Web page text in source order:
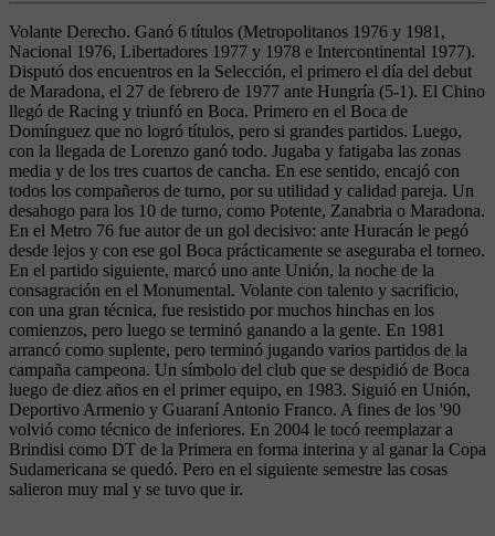
Volante Derecho. Ganó 6 títulos (Metropolitanos 1976 y 1981,
Nacional 1976, Libertadores 1977 y 1978 e Intercontinental 1977).
Disputó dos encuentros en la Selección, el primero el día del debut
de Maradona, el 27 de febrero de 1977 ante Hungría (5-1). El Chino
llegó de Racing y triunfó en Boca. Primero en el Boca de
Domínguez que no logró títulos, pero si grandes partidos. Luego,
con la llegada de Lorenzo ganó todo. Jugaba y fatigaba las zonas
media y de los tres cuartos de cancha. En ese sentido, encajó con
todos los compañeros de turno, por su utilidad y calidad pareja. Un
desahogo para los 10 de turno, como Potente, Zanabria o Maradona.
En el Metro 76 fue autor de un gol decisivo: ante Huracán le pegó
desde lejos y con ese gol Boca prácticamente se aseguraba el torneo.
En el partido siguiente, marcó uno ante Unión, la noche de la
consagración en el Monumental. Volante con talento y sacrificio,
con una gran técnica, fue resistido por muchos hinchas en los
comienzos, pero luego se terminó ganando a la gente. En 1981
arrancó como suplente, pero terminó jugando varios partidos de la
campaña campeona. Un símbolo del club que se despidió de Boca
luego de diez años en el primer equipo, en 1983. Siguió en Unión,
Deportivo Armenio y Guaraní Antonio Franco. A fines de los '90
volvió como técnico de inferiores. En 2004 le tocó reemplazar a
Brindisi como DT de la Primera en forma interina y al ganar la Copa
Sudamericana se quedó. Pero en el siguiente semestre las cosas
salieron muy mal y se tuvo que ir.